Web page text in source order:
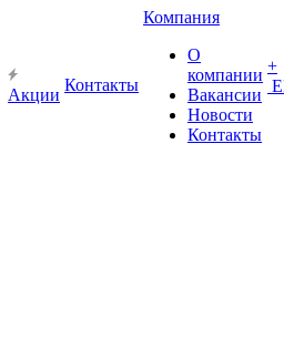
Акции
Контакты
Компания
О
компании
Вакансии
Новости
Контакты
+